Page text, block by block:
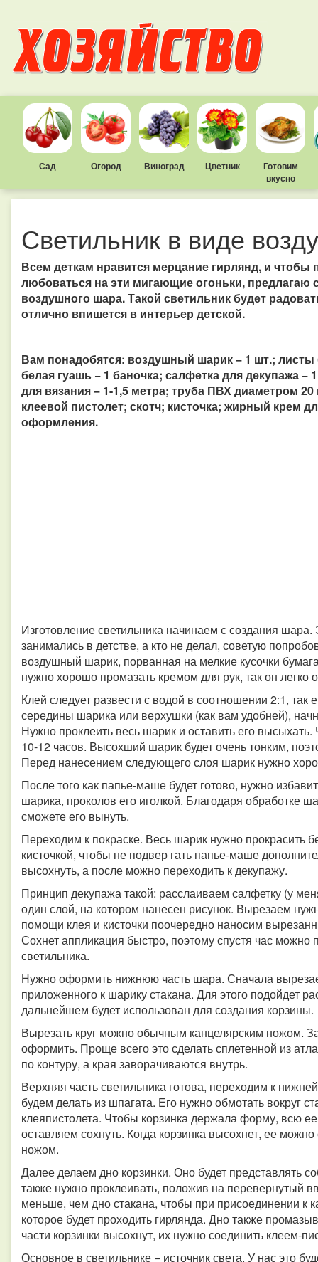
Сад Огород Виноград Цветник
Готовим
вкусно
Светильник в виде
Всем деткам нравится мерцание гирлянд, и чтобы
любоваться на эти мигающие огоньки,
воздушного шара. Такой светильник будет
отлично впишется в интерьер детской.
Вам понадобятся: воздушный шарик − 1 шт.;
белая гуашь − 1 баночка; салфетка для декупажа −
для вязания − 1-1,5 метра; труба ПВХ диаметром
клеевой пистолет; скотч; кисточка; жирный крем
оформления.
Изготовление светильника начинаем с создания
занимались в детстве, а кто не делал, советую
воздушный шарик, порванная на мелкие кусочки
нужно хорошо промазать кремом для рук, так он легко
Клей следует развести с водой в соотношении 2:1, так
середины шарика или верхушки (как вам удобней),
Нужно проклеить весь шарик и оставить его
10-12 часов. Высохший шарик будет очень тонким,
Перед нанесением следующего слоя шарик нужно
После того как папье-маше будет готово, нужно
шарика, проколов его иголкой. Благодаря обработке
сможете его вынуть.
Переходим к покраске. Весь шарик нужно прокрасить
кисточкой, чтобы не подвер гать папье-маше
высохнуть, а после можно переходить к декупажу.
Принцип декупажа такой: расслаиваем салфетку (у
один слой, на котором нанесен рисунок. Вырезаем
помощи клея и кисточки поочередно наносим
Сохнет аппликация быстро, поэтому спустя час
светильника.
Нужно оформить нижнюю часть шара. Сначала
приложенного к шарику стакана. Для этого подойдет
дальнейшем будет использован для создания корзины.
Вырезать круг можно обычным канцелярским ножом.
оформить. Проще всего это сделать сплетенной из
по контуру, а края заворачиваются внутрь.
Верхняя часть светильника готова, переходим к
будем делать из шпагата. Его нужно обмотать вокруг
клеяпистолета. Чтобы корзинка держала форму, всю
оставляем сохнуть. Когда корзинка высохнет, ее
ножом.
Далее делаем дно корзинки. Оно будет представлять
также нужно проклеивать, положив на перевернутый
меньше, чем дно стакана, чтобы при присоединении к
которое будет проходить гирлянда. Дно также
части корзинки высохнут, их нужно соединить клеем-
Основное в светильнике − источник света. У нас это